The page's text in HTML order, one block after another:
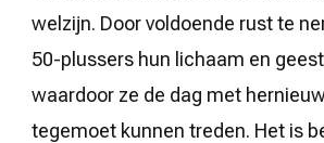
welzijn. Door voldoende rust te
50-plussers hun lichaam en
waardoor ze de dag met
tegemoet kunnen treden. Het is